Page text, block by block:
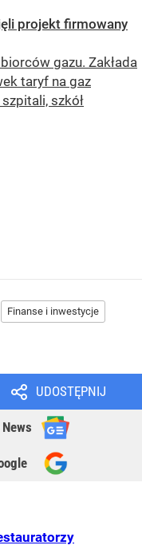
projekt firmowany
gazu. Zakłada
taryf na gaz
szkół
Finanse i inwestycje
UDOSTĘPNIJ